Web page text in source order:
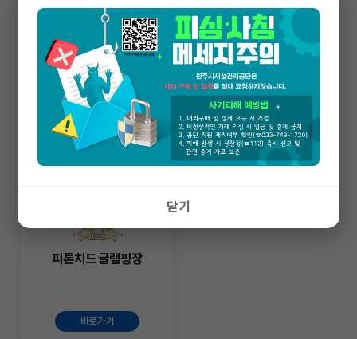
사전정보공표
바로가기
간현관광지
바로가기
피톤치드 글램핑장
바로가기
닫기